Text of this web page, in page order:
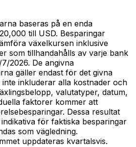
baseras på en enda
till USD. Besparingar
växelkursen inklusive
som tillhandahålls av varje bank
2026. De angivna
gäller endast för det givna
inkluderar alla kostnader och
valutatyper, datum,
faktorer kommer att
Dessa resultat
för faktiska besparingar
som vägledning.
uppdateras kvartalsvis.